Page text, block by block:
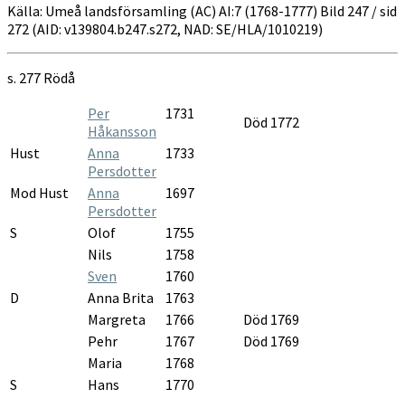
Källa: Umeå landsförsamling (AC) AI:7 (1768-1777) Bild 247 / sid
272 (AID: v139804.b247.s272, NAD: SE/HLA/1010219)
s. 277 Rödå
Per
Håkansson
1731
Död 1772
Hust
Anna
Persdotter
1733
Mod Hust
Anna
Persdotter
1697
S Olof
1755
Nils
1758
Sven
1760
D
Anna Brita
1763
Margreta
1766
Död 1769
Pehr
1767
Död 1769
Maria
1768
S
Hans 1770